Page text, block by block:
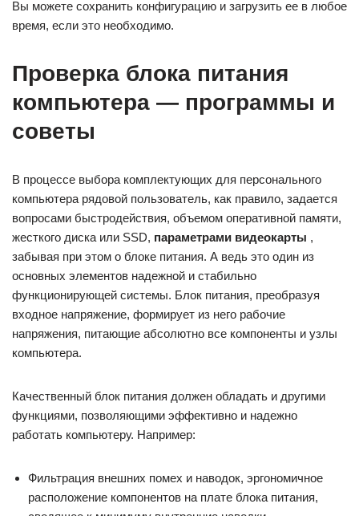
Вы можете сохранить конфигурацию и загрузить ее в любое
время, если это необходимо.
Проверка блока питания
компьютера — программы и
советы
В процессе выбора комплектующих для персонального
компьютера рядовой пользователь, как правило, задается
вопросами быстродействия, объемом оперативной памяти,
жесткого диска или SSD, параметрами видеокарты ,
забывая при этом о блоке питания. А ведь это один из
основных элементов надежной и стабильно
функционирующей системы. Блок питания, преобразуя
входное напряжение, формирует из него рабочие
напряжения, питающие абсолютно все компоненты и узлы
компьютера.
Качественный блок питания должен обладать и другими
функциями, позволяющими эффективно и надежно
работать компьютеру. Например:
Фильтрация внешних помех и наводок, эргономичное
расположение компонентов на плате блока питания,